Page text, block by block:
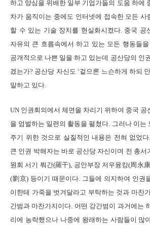
하고 양심을 위배한 일부 기업가들의 도움 하에
차가 움직이는 중에도 인터넷에 접속한 모든 사
할 수 있는 기술 장치를 현실화시켰다. 중국 공
자유의 큰 흐름속에서 하고 있는 모든 행동들
공개적으로 나쁜 일을 하고 있는데 공산당의 인
겠는가? 공산당 자신도 ‘겉으론 느슨하게 하되
말하고 있다.
UN 인권회의에서 체면을 차리기 위하여 중국 공
을 엄벌하는 일련의 활동을 펼쳤다. 그러나 이는
주기 위한 것으로 실질적인 내용은 전혀 없었
큰 인권 박해자는 바로 공산당 자신이며 전 총서
원회 서기 뤄간(羅干), 공안부장 저우융캉(周永
(劉京) 등이기 때문이다. 그들에 의지하여 인권
이한테 가죽을 벗겨달라고 부탁하는 것과 마찬
간범과 마찬가지이다. 어떤 강간범이 과거에는
리에 농락했으나 나중에 왕래하는 사람들이 많